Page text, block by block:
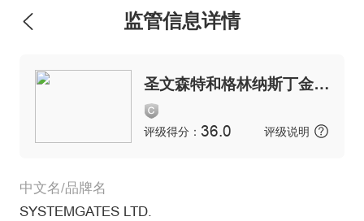
监管信息详情
圣文森特和格林纳斯丁金融服务管理局
评级得分： 36.0 评级说明
中文名/品牌名
SYSTEMGATES LTD.